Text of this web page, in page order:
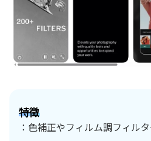
特徴
：色補正やフィルム調フィル